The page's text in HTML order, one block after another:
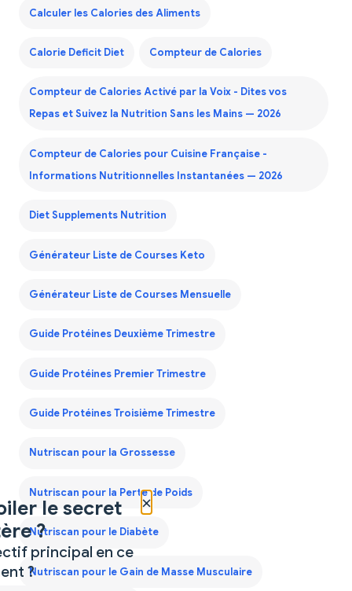
Calculer les Calories des Aliments
Calorie Deficit Diet Compteur de Calories
Compteur de Calories Activé par la Voix - Dites vos
Repas et Suivez la Nutrition Sans les Mains — 2026
Compteur de Calories pour Cuisine Française -
Informations Nutritionnelles Instantanées — 2026
Diet Supplements Nutrition
Générateur Liste de Courses Keto
Générateur Liste de Courses Mensuelle
Guide Protéines Deuxième Trimestre
Guide Protéines Premier Trimestre
Guide Protéines Troisième Trimestre
Nutriscan pour la Grossesse
Nutriscan pour la Perte de Poids
Nutriscan pour le Diabète
Nutriscan pour le Gain de Masse Musculaire
×
le secret
?
principal en ce
?